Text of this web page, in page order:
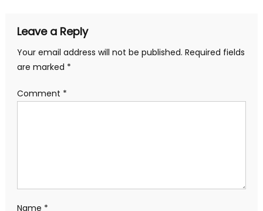
Leave a Reply
Your email address will not be published. Required fields
are marked *
Comment *
Name *